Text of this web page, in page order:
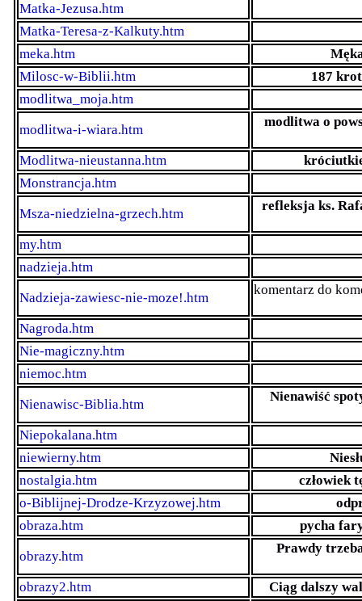
Matka-Jezusa.htm
Matka-Teresa-z-Kalkuty.htm
meka.htm
Milosc-w-Biblii.htm
187
modlitwa_moja.htm
modlitwa-i-wiara.htm
modlitwa o
Modlitwa-nieustanna.htm
Monstrancja.htm
Msza-niedzielna-grzech.htm
refleksja ks.
my.htm
nadzieja.htm
Nadzieja-zawiesc-nie-moze!.htm
komentarz do
Nagroda.htm
Nie-magiczny.htm
niemoc.htm
Nienawisc-Biblia.htm
Nienawiść
Niepokalana.htm
niewierny.htm
nostalgia.htm
człowiek
o-Biblijnej-Drodze-Krzyzowej.htm
obraza.htm
pycha
obrazy.htm
Prawdy
obrazy2.htm
Ciąg dalszy